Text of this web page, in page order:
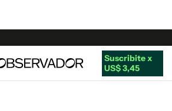
Suscribite x
US$ 3,45